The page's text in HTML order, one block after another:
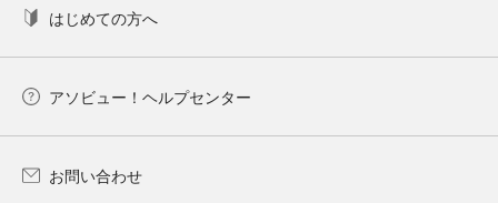
はじめての方へ
アソビュー！ヘルプセンター
お問い合わせ